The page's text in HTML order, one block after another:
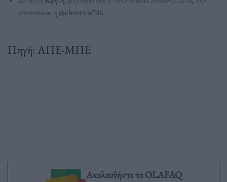
αποτυπώνει η @christien706
Πηγή: ΑΠΕ-ΜΠΕ
Ακολουθήστε το OLAFAQ